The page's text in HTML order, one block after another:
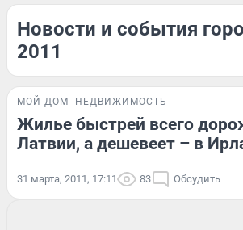
Новости и события
2011
МОЙ ДОМ НЕДВИЖИМОСТЬ
Жилье быстрей всего
Латвии, а дешевеет – в
31 марта, 2011, 17:11 83 Обсудить